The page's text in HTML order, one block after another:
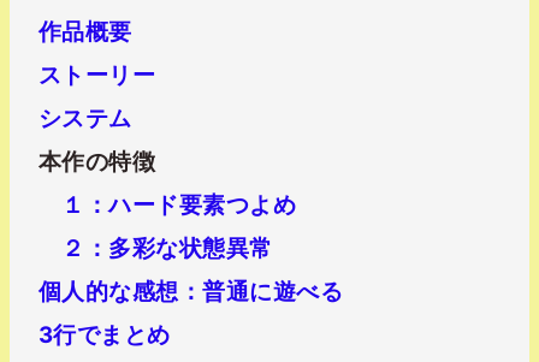
作品概要
ストーリー
システム
本作の特徴
１：ハード要素つよめ
２：多彩な状態異常
個人的な感想：普通に遊べる
3行でまとめ